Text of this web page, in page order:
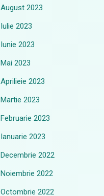
August 2023
Iulie 2023
Iunie 2023
Mai 2023
Aprilieie 2023
Martie 2023
Februarie 2023
Ianuarie 2023
Decembrie 2022
Noiembrie 2022
Octombrie 2022